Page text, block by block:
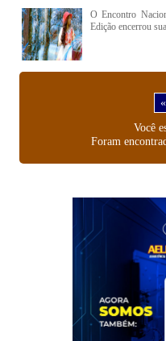
O Encontro
Edição encerrou
«
Você
Foram